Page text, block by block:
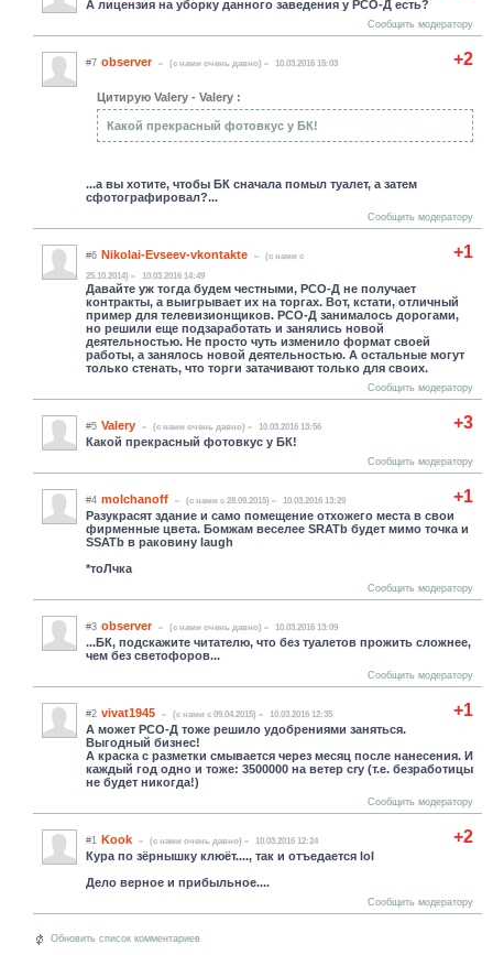
А лицензия на уборку данного заведения у РСО-Д есть?
Сообщить модератору
+2
#7 observer (c нами очень давно) 10.03.2016 15:03
Цитирую Valery - Valery :
Какой прекрасный фотовкус у БК!
...а вы хотите, чтобы БК сначала помыл туалет, а затем
сфотографировал?...
Сообщить модератору
+1
#6 Nikolai-Evseev-vkontakte
(c нами с
25.10.2014)
10.03.2016 14:49
Давайте уж тогда будем честными, РСО-Д не получает
контракты, а выигрывает их на торгах. Вот, кстати, отличный
пример для телевизионщиков. РСО-Д занималось дорогами,
но решили еще подзаработать и занялись новой
деятельностью. Не просто чуть изменило формат своей
работы, а занялось новой деятельностью. А остальные могут
только стенать, что торги затачивают только для своих.
Сообщить модератору
+3
#5 Valery (c нами очень давно) 10.03.2016 13:56
Какой прекрасный фотовкус у БК!
Сообщить модератору
+1
#4 molchanoff (c нами с 28.09.2015) 10.03.2016 13:29
Разукрасят здание и само помещение отхожего места в свои
фирменные цвета. Бомжам веселее SRATb будет мимо точка и
SSATb в раковину laugh
*тоЛчка
Сообщить модератору
#3 observer (c нами очень давно) 10.03.2016 13:09
...БК, подскажите читателю, что без туалетов прожить сложнее,
чем без светофоров...
Сообщить модератору
+1
#2 vivat1945 (c нами с 09.04.2015) 10.03.2016 12:35
А может РСО-Д тоже решило удобрениями заняться.
Выгодный бизнес!
А краска с разметки смывается через месяц после нанесения. И
каждый год одно и тоже: 3500000 на ветер cry (т.е. безработицы
не будет никогда!)
Сообщить модератору
+2
#1 Kook (c нами очень давно) 10.03.2016 12:24
Кура по зёрнышку клюёт...., так и отъедается lol
Дело верное и прибыльное....
Сообщить модератору
Обновить список комментариев